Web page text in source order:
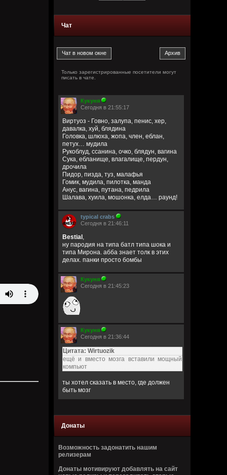
Чат
Только зарегистрированные посетители могут
писать в чате.
Кукуня
Сегодня в 21:55:17
Виртуоз - Говно, залупа, пенис, хер,
давалка, хуй, блядина
Головка, шлюха, жопа, член, еблан,
петух… мудила
Рукоблуд, ссанина, очко, блядун, вагина
Сука, ебланище, влагалище, пердун,
дрочила
Пидор, пизда, туз, малафья
Гомик, мудила, пилотка, манда
Анус, вагина, путана, педрила
Шалава, хуила, мошонка, елда… раунд!
typical crabs
Сегодня в 21:46:11
Bestial ,
ну пародия на типа батл типа шока и
типа Мирона. абба знает толк в этих
делах. панки просто бомбы
Кукуня
Сегодня в 21:45:23
Кукуня
Сегодня в 21:36:44
Цитата: Wirtuozik
ещё и вместо мозга вставили мощный
компьют
ты хотел сказать в место, где должен
быть мозг
Сегодня в 20:41:56
Я - робот
Wirtuozik
Сегодня в 20:40:37
А если бы мне ещё и вместо мозга
Донаты
Возможность задонатить нашим
релизерам
Донаты мотивируют добавлять на сайт